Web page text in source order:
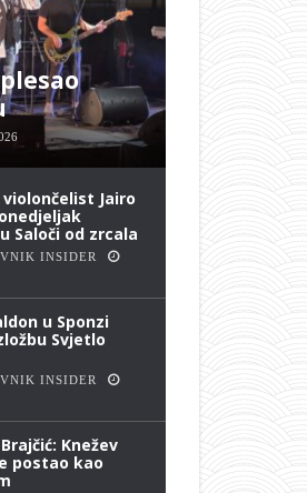
Jairo
Saloči od zrcala
INSIDER
u Sponzi
Svjetlo
INSIDER
Knežev
postao kao